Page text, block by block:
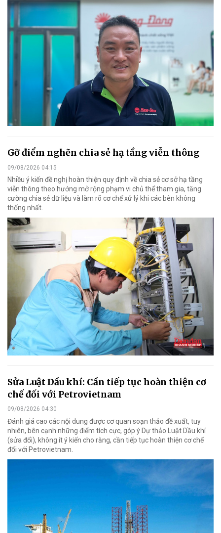
Gỡ điểm nghẽn chia sẻ hạ tầng viễn thông
09/08/2026 04:15
Nhiều ý kiến đề nghị hoàn thiện quy định về chia sẻ cơ sở hạ tầng
viễn thông theo hướng mở rộng phạm vi chủ thể tham gia, tăng
cường chia sẻ dữ liệu và làm rõ cơ chế xử lý khi các bên không
thống nhất.
Sửa Luật Dầu khí: Cần tiếp tục hoàn thiện cơ
chế đối với Petrovietnam
09/08/2026 04:30
Đánh giá cao các nội dung được cơ quan soạn thảo đề xuất, tuy
nhiên, bên cạnh những điểm tích cực, góp ý Dự thảo Luật Dầu khí
(sửa đổi), không ít ý kiến cho rằng, cần tiếp tục hoàn thiện cơ chế
đối với Petrovietnam.